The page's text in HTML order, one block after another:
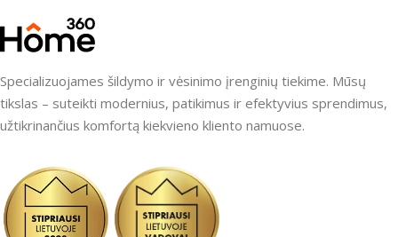
Specializuojames šildymo ir vėsinimo įrenginių tiekime. Mūsų
tikslas – suteikti modernius, patikimus ir efektyvius sprendimus,
užtikrinančius komfortą kiekvieno kliento namuose.